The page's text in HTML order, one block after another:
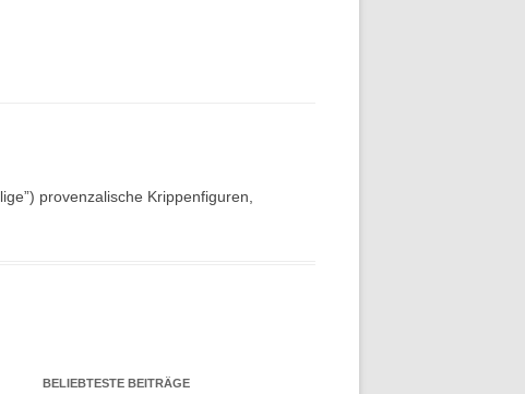
provenzalische Krippenfiguren,
BELIEBTESTE BEITRÄGE